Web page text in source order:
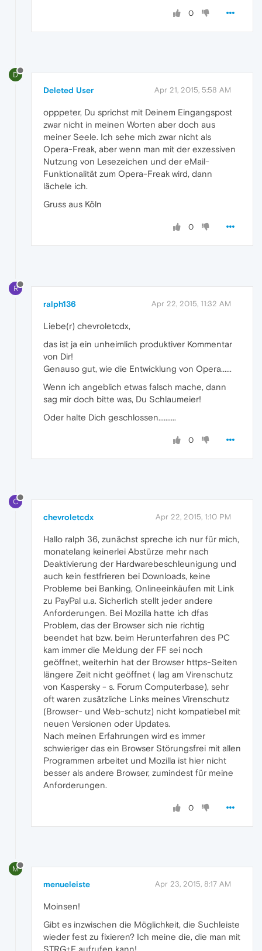
0
D
Deleted User Apr 21, 2015, 5:58 AM
opppeter, Du sprichst mit Deinem Eingangspost
zwar nicht in meinen Worten aber doch aus
meiner Seele. Ich sehe mich zwar nicht als
Opera-Freak, aber wenn man mit der exzessiven
Nutzung von Lesezeichen und der eMail-
Funktionalität zum Opera-Freak wird, dann
lächele ich.
Gruss aus Köln
0
R
ralph136 Apr 22, 2015, 11:32 AM
Liebe(r) chevroletcdx,
das ist ja ein unheimlich produktiver Kommentar
von Dir!
Genauso gut, wie die Entwicklung von Opera......
Wenn ich angeblich etwas falsch mache, dann
sag mir doch bitte was, Du Schlaumeier!
Oder halte Dich geschlossen..........
0
C
chevroletcdx Apr 22, 2015, 1:10 PM
Hallo ralph 36, zunächst spreche ich nur für mich,
monatelang keinerlei Abstürze mehr nach
Deaktivierung der Hardwarebeschleunigung und
auch kein festfrieren bei Downloads, keine
Probleme bei Banking, Onlineeinkäufen mit Link
zu PayPal u.a. Sicherlich stellt jeder andere
Anforderungen. Bei Mozilla hatte ich dfas
Problem, das der Browser sich nie richtig
beendet hat bzw. beim Herunterfahren des PC
kam immer die Meldung der FF sei noch
geöffnet, weiterhin hat der Browser https-Seiten
längere Zeit nicht geöffnet ( lag am Virenschutz
von Kaspersky - s. Forum Computerbase), sehr
oft waren zusätzliche Links meines Virenschutz
(Browser- und Web-schutz) nicht kompatiebel mit
neuen Versionen oder Updates.
Nach meinen Erfahrungen wird es immer
schwieriger das ein Browser Störungsfrei mit allen
Programmen arbeitet und Mozilla ist hier nicht
besser als andere Browser, zumindest für meine
Anforderungen.
0
M
menueleiste Apr 23, 2015, 8:17 AM
Moinsen!
Gibt es inzwischen die Möglichkeit, die Suchleiste
wieder fest zu fixieren? Ich meine die, die man mit